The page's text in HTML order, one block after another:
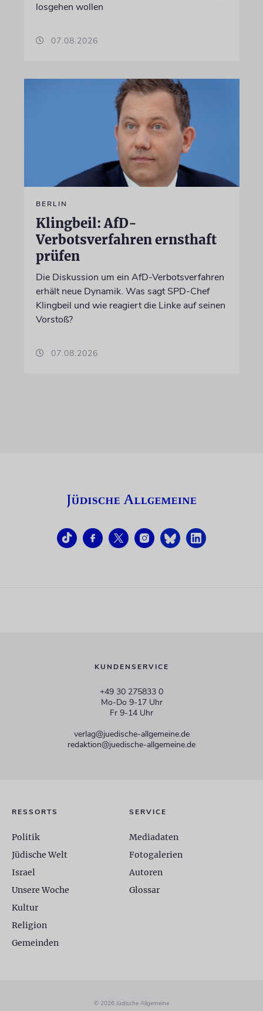
losgehen wollen
07.08.2026
BERLIN
Klingbeil: AfD-
Verbotsverfahren ernsthaft
prüfen
Die Diskussion um ein AfD-Verbotsverfahren
erhält neue Dynamik. Was sagt SPD-Chef
Klingbeil und wie reagiert die Linke auf seinen
Vorstoß?
07.08.2026
KUNDENSERVICE
+49 30 275833 0
Mo-Do 9-17 Uhr
Fr 9-14 Uhr
verlag@juedische-allgemeine.de
redaktion@juedische-allgemeine.de
RESSORTS
Politik
Jüdische Welt
Israel
Unsere Woche
Kultur
Religion
Gemeinden
SERVICE
Mediadaten
Fotogalerien
Autoren
Glossar
© 2026 Jüdische Allgemeine